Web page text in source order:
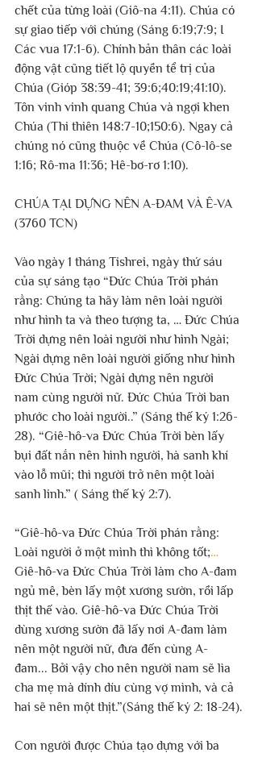
chết của từng loài (Giô-na 4:11). Chúa có
sự giao tiếp với chúng (Sáng 6:19;7:9; I
Các vua 17:1-6). Chính bản thân các loài
động vật cũng tiết lộ quyền tể trị của
Chúa (Gióp 38:39-41; 39:6;40:19;41:10).
Tôn vinh vinh quang Chúa và ngợi khen
Chúa (Thi thiên 148:7-10;150:6). Ngay cả
chúng nó cũng thuộc về Chúa (Cô-lô-se
1:16; Rô-ma 11:36; Hê-bơ-rơ 1:10).
CHÚA TẠI DỰNG NÊN A-ĐAM VÀ Ê-VA
(3760 TCN)
Vào ngày 1 tháng Tishrei, ngày thứ sáu
của sự sáng tạo “Đức Chúa Trời phán
rằng: Chúng ta hãy làm nên loài người
như hình ta và theo tượng ta, … Đức Chúa
Trời dựng nên loài người như hình Ngài;
Ngài dựng nên loài người giống như hình
Đức Chúa Trời; Ngài dựng nên người
nam cùng người nữ. Đức Chúa Trời ban
phước cho loài người..” (Sáng thế ký 1:26-
28). “Giê-hô-va Đức Chúa Trời bèn lấy
bụi đất nắn nên hình người, hà sanh khí
vào lỗ mũi; thì người trở nên một loài
sanh linh.” ( Sáng thế ký 2:7).
“Giê-hô-va Đức Chúa Trời phán rằng:
Loài người ở một mình thì không tốt;…
Giê-hô-va Đức Chúa Trời làm cho A-đam
ngủ mê, bèn lấy một xương sườn, rồi lấp
thịt thế vào. Giê-hô-va Đức Chúa Trời
dùng xương sườn đã lấy nơi A-đam làm
nên một người nữ, đưa đến cùng A-
đam... Bởi vậy cho nên người nam sẽ lìa
cha mẹ mà dính díu cùng vợ mình, và cả
hai sẽ nên một thịt.”(Sáng thế ký 2: 18-24).
Con người được Chúa tạo dựng với ba